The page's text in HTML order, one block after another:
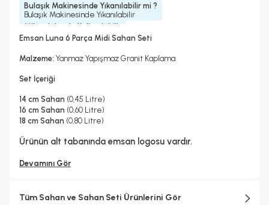
Bulaşık Makinesinde Yıkanılabilir mi ?
Bulaşık Makinesinde Yıkanılabilir
Mikrodalgada Kullanılabilir
Hayır
Hayır
Evet
2 Yıl
Emsan Luna 6 Parça Midi Sahan Seti
Malzeme: Yanmaz Yapışmaz Granit Kaplama
Set İçeriği
14 cm Sahan (0,45 Litre)
16 cm Sahan (0,60 Litre)
18 cm Sahan (0,80 Litre)
Ürünün alt tabanında emsan logosu vardır.
Devamını Gör
Tüm Sahan ve Sahan Seti Ürünlerini Gör